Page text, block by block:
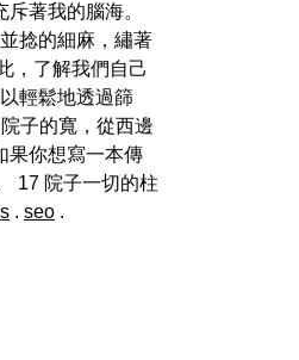
著我的腦海。
捻的細麻，繡著
，了解我們自己
輕鬆地透過篩
子的寬，從西邊
果你想寫一本傳
17 院子一切的柱
. seo .